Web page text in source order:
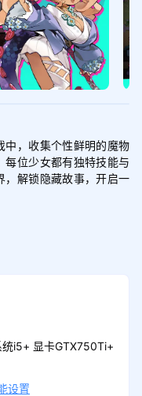
中，收集个性鲜明的魔物
每位少女都有独特技能与
，解锁隐藏故事，开启一
i5+ 显卡GTX750Ti+
设置